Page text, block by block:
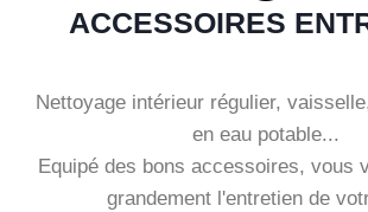
ACCESSOIRES
Nettoyage intérieur régulier,
en eau potable...
Equipé des bons accessoires, vous
grandement l'entretien de